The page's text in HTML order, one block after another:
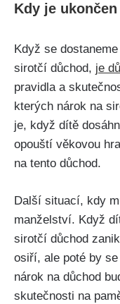
Kdy je
Když se
sirotčí důchod, je
pravidla a
kterých nárok na
je, když dítě
opouští věkovou
na tento důchod.
Další situací, kdy
manželství. Když
sirotčí důchod
osiří, ale poté by
nárok na důchod
skutečnosti na